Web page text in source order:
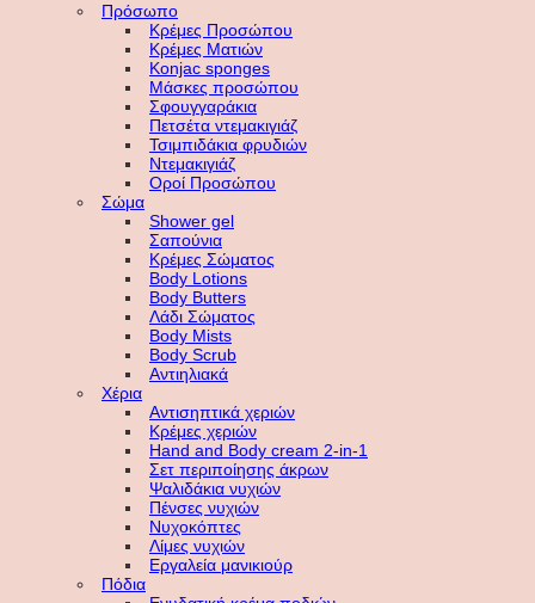
Πρόσωπο
Κρέμες Προσώπου
Κρέμες Ματιών
Konjac sponges
Μάσκες προσώπου
Σφουγγαράκια
Πετσέτα ντεμακιγιάζ
Τσιμπιδάκια φρυδιών
Ντεμακιγιάζ
Οροί Προσώπου
Σώμα
Shower gel
Σαπούνια
Κρέμες Σώματος
Body Lotions
Body Butters
Λάδι Σώματος
Body Mists
Body Scrub
Αντιηλιακά
Χέρια
Αντισηπτικά χεριών
Κρέμες χεριών
Hand and Body cream 2-in-1
Σετ περιποίησης άκρων
Ψαλιδάκια νυχιών
Πένσες νυχιών
Νυχοκόπτες
Λίμες νυχιών
Εργαλεία μανικιούρ
Πόδια